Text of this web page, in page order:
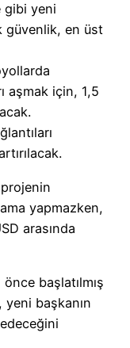
gibi yeni
güvenlik, en üst
aşmak için, 1,5
yapmazken,
arasında
başlatılmış
başkanın